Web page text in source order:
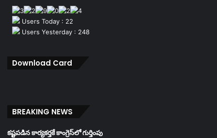
Users Today : 22
Users Yesterday : 248
Download Card
BREAKING NEWS
కష్టపడిన కార్యకర్తకే కాంగ్రెస్‌లో గుర్తింపు